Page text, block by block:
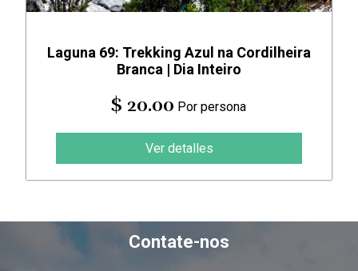
Laguna 69: Trekking Azul na Cordilheira
Branca | Dia Inteiro
$ 20.00 Por persona
Ver detalles
Contate-nos